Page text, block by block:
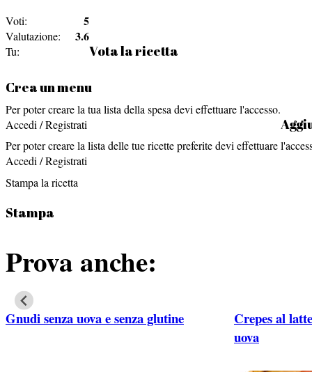
Voti: 5
Valutazione: 3.6
Tu: Vota la ricetta
Crea un menu
Per poter creare la tua lista della spesa devi effettuare l'accesso.
Accedi / Registrati
Per poter creare la lista delle tue ricette preferite devi effettuare
Accedi / Registrati
Stampa la ricetta
Stampa
Prova anche:
Gnudi senza uova e senza glutine
Crepes al
uova